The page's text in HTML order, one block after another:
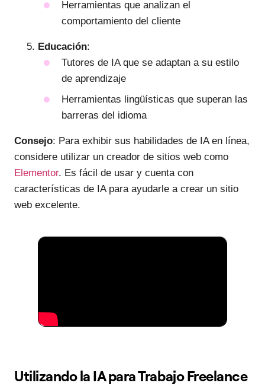
Herramientas que analizan el
comportamiento del cliente
Educación:
Tutores de IA que se adaptan a su estilo
de aprendizaje
Herramientas lingüísticas que superan las
barreras del idioma
Consejo: Para exhibir sus habilidades de IA en línea,
considere utilizar un creador de sitios web como
Elementor. Es fácil de usar y cuenta con
características de IA para ayudarle a crear un sitio
web excelente.
Utilizando la IA para Trabajo Freelance